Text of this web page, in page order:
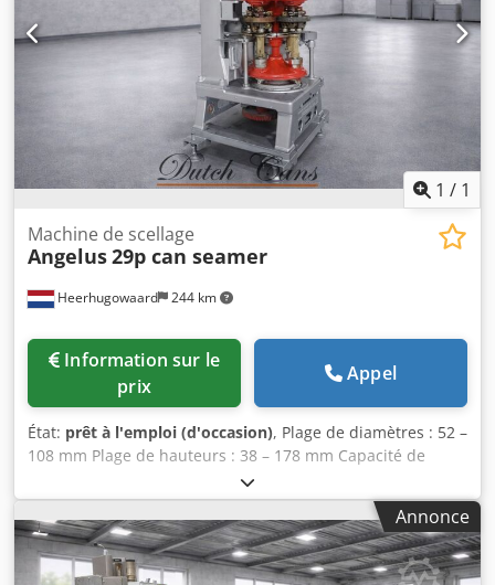
1 / 1
Heerhugowaard 244 km
Machine de scellage
Angelus29p can seamer
prix
Appel
État: prêt à l'emploi (d'occasion), Plage de diamètres : 52 –
108 mm Plage de hauteurs : 38 – 178 mm Capacité de
production : 150 c.p.m. Dodpfx Apjyzy Ans Hekr Nombre de
têtes : 4
Annonce